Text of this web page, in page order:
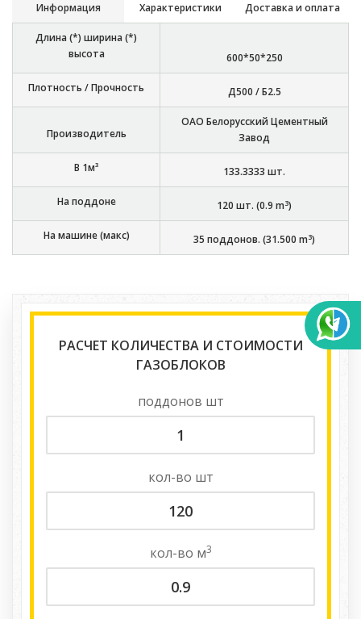
Информация Характеристики Доставка и оплата
Длина (*) ширина (*)
высота
600*50*250
Плотность / Прочность Д500 / Б2.5
Производитель
ОАО Белорусский Цементный
Завод
В 1м³ 133.3333 шт.
На поддоне 120 шт. (0.9 m3)
На машине (макс) 35 поддонов. (31.500 m3)
РАСЧЕТ КОЛИЧЕСТВА И СТОИМОСТИ
ГАЗОБЛОКОВ
поддонов шт
кол-во шт
кол-во м3